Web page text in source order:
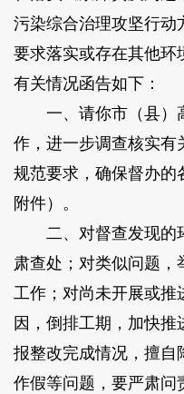
污染综合治理攻坚行动
要求落实或存在其他环
有关情况函告如下：
一、请你市（县）
作，进一步调查核实有
规范要求，确保督办的
附件）。
二、对督查发现的
肃查处；对类似问题，
工作；对尚未开展或推
因，倒排工期，加快
报整改完成情况，擅自
作假等问题，要严肃问